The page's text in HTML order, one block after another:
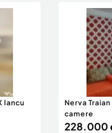
Iancu
Nerva
camere
228.000